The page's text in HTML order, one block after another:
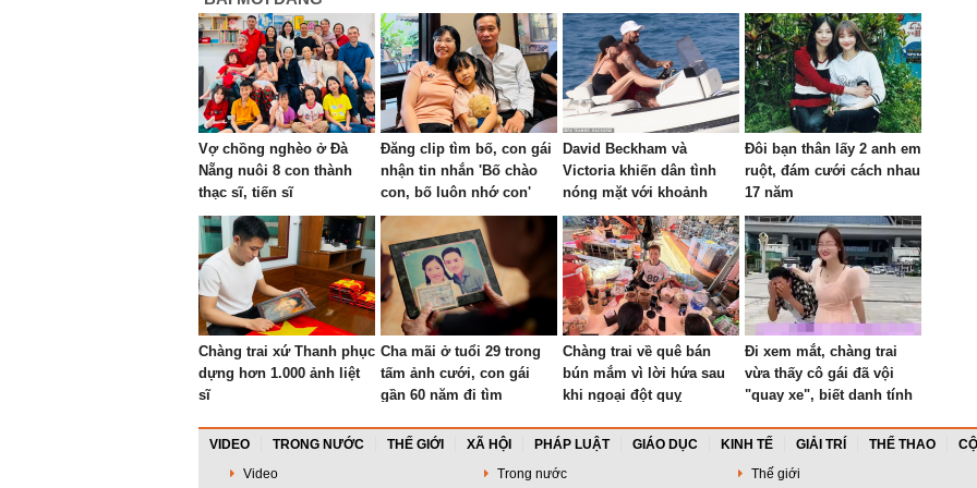
Vợ chồng nghèo ở Đà
Nẵng nuôi 8 con thành
thạc sĩ, tiến sĩ
Đăng clip tìm bố, con gái
nhận tin nhắn 'Bố chào
con, bố luôn nhớ con'
David Beckham và
Victoria khiến dân tình
nóng mặt với khoảnh
khắc thân mật trên du
thuyền
Đôi bạn thân lấy 2 anh em
ruột, đám cưới cách nhau
17 năm
Chàng trai xứ Thanh phục
dựng hơn 1.000 ảnh liệt
sĩ
Cha mãi ở tuổi 29 trong
tấm ảnh cưới, con gái
gần 60 năm đi tìm
Chàng trai về quê bán
bún mắm vì lời hứa sau
khi ngoại đột quỵ
Đi xem mắt, chàng trai
vừa thấy cô gái đã vội
"quay xe", biết danh tính
ngờ
VIDEO TRONG NƯỚC THẾ GIỚI XÃ HỘI PHÁP LUẬT GIÁO DỤC KINH TẾ GIẢI TRÍ THỂ THAO
Video
Trong nước Thế giới